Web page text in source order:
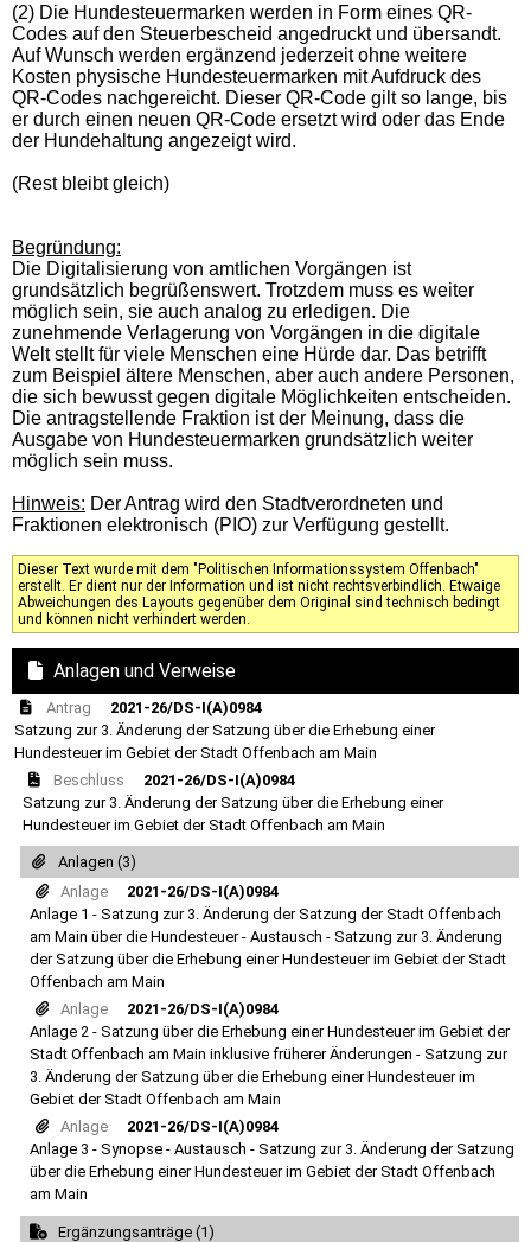
(2) Die Hundesteuermarken werden in Form eines QR-
Codes auf den Steuerbescheid angedruckt und übersandt.
Auf Wunsch werden ergänzend jederzeit ohne weitere
Kosten physische Hundesteuermarken mit Aufdruck des
QR-Codes nachgereicht. Dieser QR-Code gilt so lange, bis
er durch einen neuen QR-Code ersetzt wird oder das Ende
der Hundehaltung angezeigt wird.
(Rest bleibt gleich)
Begründung:
Die Digitalisierung von amtlichen Vorgängen ist
grundsätzlich begrüßenswert. Trotzdem muss es weiter
möglich sein, sie auch analog zu erledigen. Die
zunehmende Verlagerung von Vorgängen in die digitale
Welt stellt für viele Menschen eine Hürde dar. Das betrifft
zum Beispiel ältere Menschen, aber auch andere Personen,
die sich bewusst gegen digitale Möglichkeiten entscheiden.
Die antragstellende Fraktion ist der Meinung, dass die
Ausgabe von Hundesteuermarken grundsätzlich weiter
möglich sein muss.
Hinweis: Der Antrag wird den Stadtverordneten und
Fraktionen elektronisch (PIO) zur Verfügung gestellt.
Dieser Text wurde mit dem "Politischen Informationssystem Offenbach"
erstellt. Er dient nur der Information und ist nicht rechtsverbindlich. Etwaige
Abweichungen des Layouts gegenüber dem Original sind technisch bedingt
und können nicht verhindert werden.
Anlagen und Verweise
Antrag
2021-26/DS-I(A)0984
Satzung zur 3. Änderung der Satzung über die Erhebung einer
Hundesteuer im Gebiet der Stadt Offenbach am Main
Beschluss
2021-26/DS-I(A)0984
Satzung zur 3. Änderung der Satzung über die Erhebung einer
Hundesteuer im Gebiet der Stadt Offenbach am Main
Anlagen (3)
Anlage
2021-26/DS-I(A)0984
Anlage 1 - Satzung zur 3. Änderung der Satzung der Stadt Offenbach
am Main über die Hundesteuer - Austausch - Satzung zur 3. Änderung
der Satzung über die Erhebung einer Hundesteuer im Gebiet der Stadt
Offenbach am Main
Anlage
2021-26/DS-I(A)0984
Anlage 2 - Satzung über die Erhebung einer Hundesteuer im Gebiet der
Stadt Offenbach am Main inklusive früherer Änderungen - Satzung zur
3. Änderung der Satzung über die Erhebung einer Hundesteuer im
Gebiet der Stadt Offenbach am Main
Anlage
2021-26/DS-I(A)0984
Anlage 3 - Synopse - Austausch - Satzung zur 3. Änderung der Satzung
über die Erhebung einer Hundesteuer im Gebiet der Stadt Offenbach
am Main
Ergänzungsanträge (1)